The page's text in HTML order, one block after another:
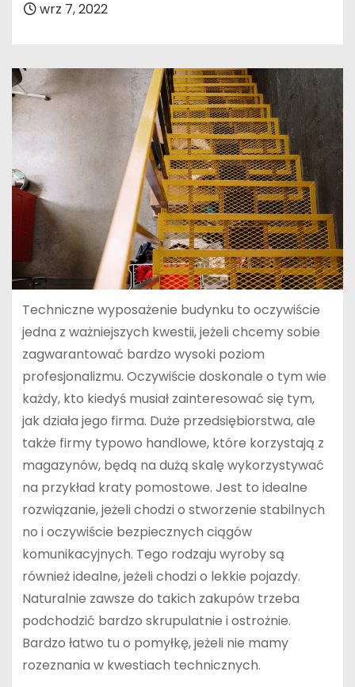
wrz 7, 2022
Techniczne wyposażenie budynku to oczywiście
jedna z ważniejszych kwestii, jeżeli chcemy sobie
zagwarantować bardzo wysoki poziom
profesjonalizmu. Oczywiście doskonale o tym wie
każdy, kto kiedyś musiał zainteresować się tym,
jak działa jego firma. Duże przedsiębiorstwa, ale
także firmy typowo handlowe, które korzystają z
magazynów, będą na dużą skalę wykorzystywać
na przykład kraty pomostowe. Jest to idealne
rozwiązanie, jeżeli chodzi o stworzenie stabilnych
no i oczywiście bezpiecznych ciągów
komunikacyjnych. Tego rodzaju wyroby są
również idealne, jeżeli chodzi o lekkie pojazdy.
Naturalnie zawsze do takich zakupów trzeba
podchodzić bardzo skrupulatnie i ostrożnie.
Bardzo łatwo tu o pomyłkę, jeżeli nie mamy
rozeznania w kwestiach technicznych.